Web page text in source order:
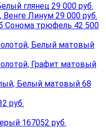
глянец 29 000 руб.
Линум 29 000 руб.
трюфель 42 500
Белый матовый
Графит матовый
Белый матовый 68
руб.
167052 руб.